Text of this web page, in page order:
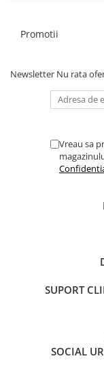
Placi ondulate si
Electrice
Prelungitoare si
Prize,
Intrerupatoare
Corpuri si surse
Garduri metalice
Panouri gard
Promotii
Newsletter Nu rata
Vreau sa
SUPORT
SOCIAL